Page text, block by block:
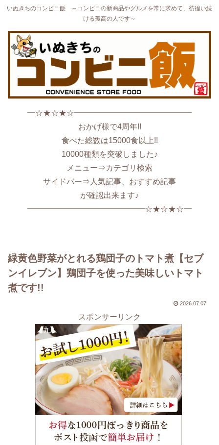
いぬきちのコンビニ飯 ～コンビニの新商品やグルメを常に求めて、彷徨い続
ける孤高の人です～
━☆★☆★☆━━━━━━━━━━━━━━━
おかげ様で4周年!!
食べた総数は15000食以上!!
10000種類を突破しました♪
メニュー⇒カテゴリ検索
サイドバー⇒人気記事、おすすめ記事
が確認出来ます♪
━━━━━━━━━━━━━━━☆★☆★☆━
緑黄色野菜がとれる鶏団子のトマト煮【セブ
ンイレブン】鶏団子を使った美味しいトマト
煮です!!
2026.07.07
スポンサーリンク